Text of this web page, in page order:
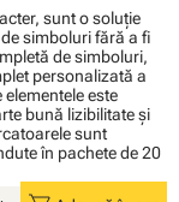
sunt o soluţie
simboluri fără a fi
de simboluri,
personalizată a
este
bună lizibilitate şi
sunt
în pachete de 20